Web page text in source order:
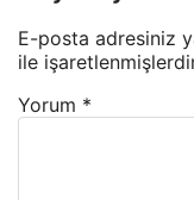
E-posta adresiniz
ile
Yorum *